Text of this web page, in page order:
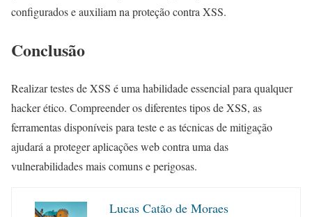
configurados e auxiliam na proteção contra XSS.
Conclusão
Realizar testes de XSS é uma habilidade essencial para qualquer
hacker ético. Compreender os diferentes tipos de XSS, as
ferramentas disponíveis para teste e as técnicas de mitigação
ajudará a proteger aplicações web contra uma das
vulnerabilidades mais comuns e perigosas.
Lucas Catão de Moraes